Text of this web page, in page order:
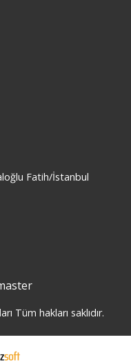
Fatih/İstanbul
Tüm hakları saklıdır.